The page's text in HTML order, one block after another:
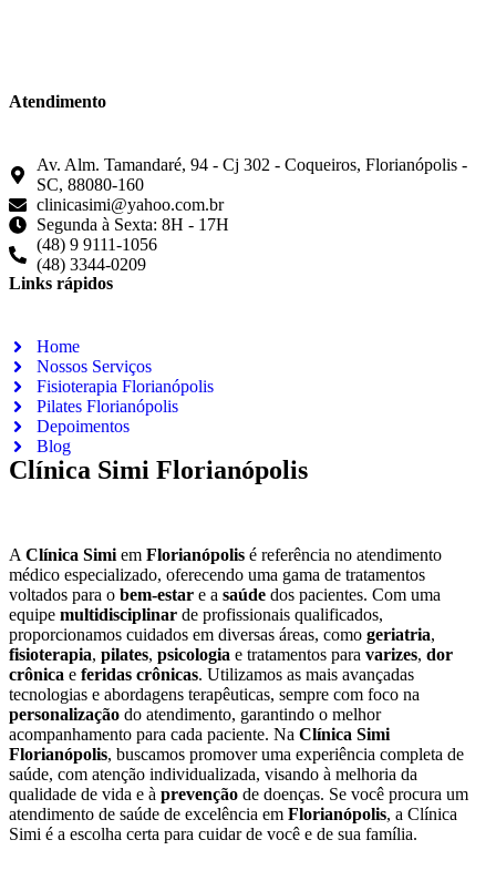
Atendimento
Av. Alm. Tamandaré, 94 - Cj 302 - Coqueiros, Florianópolis -
SC, 88080-160
clinicasimi@yahoo.com.br
Segunda à Sexta: 8H - 17H
(48) 9 9111-1056
(48) 3344-0209
Links rápidos
Home
Nossos Serviços
Fisioterapia Florianópolis
Pilates Florianópolis
Depoimentos
Blog
Clínica Simi Florianópolis
A Clínica Simi em Florianópolis é referência no atendimento
médico especializado, oferecendo uma gama de tratamentos
voltados para o bem-estar e a saúde dos pacientes. Com uma
equipe multidisciplinar de profissionais qualificados,
proporcionamos cuidados em diversas áreas, como geriatria,
fisioterapia, pilates, psicologia e tratamentos para varizes, dor
crônica e feridas crônicas. Utilizamos as mais avançadas
tecnologias e abordagens terapêuticas, sempre com foco na
personalização do atendimento, garantindo o melhor
acompanhamento para cada paciente. Na Clínica Simi
Florianópolis, buscamos promover uma experiência completa de
saúde, com atenção individualizada, visando à melhoria da
qualidade de vida e à prevenção de doenças. Se você procura um
atendimento de saúde de excelência em Florianópolis, a Clínica
Simi é a escolha certa para cuidar de você e de sua família.